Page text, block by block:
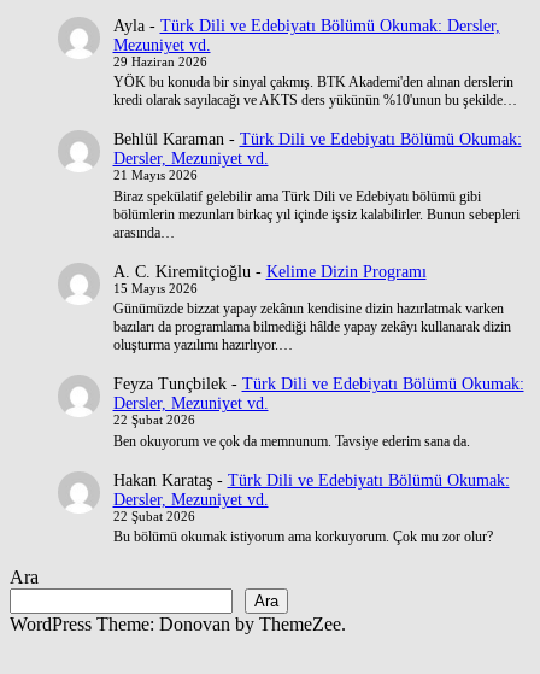
Ayla- Türk Dili ve Edebiyatı Bölümü Okumak: Dersler,
Mezuniyet vd.
29 Haziran 2026
YÖK bu konuda bir sinyal çakmış. BTK Akademi'den alınan derslerin
kredi olarak sayılacağı ve AKTS ders yükünün %10'unun bu şekilde…
Behlül Karaman- Türk Dili ve Edebiyatı Bölümü Okumak:
Dersler, Mezuniyet vd.
21 Mayıs 2026
Biraz spekülatif gelebilir ama Türk Dili ve Edebiyatı bölümü gibi
bölümlerin mezunları birkaç yıl içinde işsiz kalabilirler. Bunun sebepleri
arasında…
A. C. Kiremitçioğlu - Kelime Dizin Programı
15 Mayıs 2026
Günümüzde bizzat yapay zekânın kendisine dizin hazırlatmak varken
bazıları da programlama bilmediği hâlde yapay zekâyı kullanarak dizin
oluşturma yazılımı hazırlıyor.…
Feyza Tunçbilek- Türk Dili ve Edebiyatı Bölümü Okumak:
Dersler, Mezuniyet vd.
22 Şubat 2026
Ben okuyorum ve çok da memnunum. Tavsiye ederim sana da.
Hakan Karataş- Türk Dili ve Edebiyatı Bölümü Okumak:
Dersler, Mezuniyet vd.
22 Şubat 2026
Bu bölümü okumak istiyorum ama korkuyorum. Çok mu zor olur?
Ara
Ara
WordPress Theme: Donovan by ThemeZee.